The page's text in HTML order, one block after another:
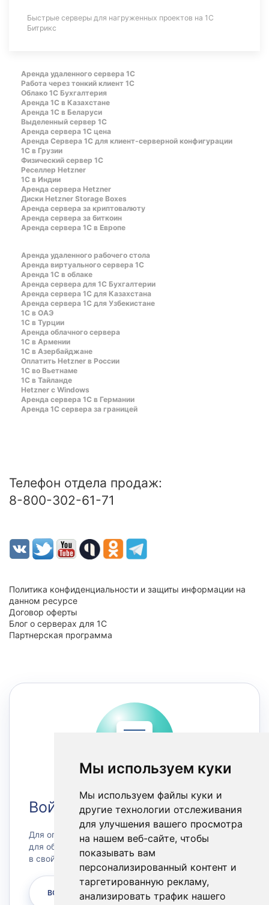
Мы используем куки
Мы используем файлы куки и
другие технологии отслеживания
для улучшения вашего просмотра
на нашем веб-сайте, чтобы
показывать вам
персонализированный контент и
таргетированную рекламу,
анализировать трафик нашего
Быстрые серверы для нагруженных проектов на 1С
Битрикс
Аренда удаленного сервера 1С
Работа через тонкий клиент 1С
Облако 1С Бухгалтерия
Аренда 1С в Казахстане
Аренда 1С в Беларуси
Выделенный сервер 1С
Аренда сервера 1С цена
Aренда Сервера 1С для клиент-серверной конфигурации
1С в Грузии
Физический сервер 1С
Реселлер Hetzner
1С в Индии
Аренда сервера Hetzner
Диски Hetzner Storage Boxes
Аренда сервера за криптовалюту
Аренда сервера за биткоин
Аренда сервера 1С в Европе
Аренда удаленного рабочего стола
Аренда виртуального сервера 1С
Аренда 1С в облаке
Аренда сервера для 1С Бухгалтерии
Аренда сервера 1С для Казахстана
Аренда сервера 1С для Узбекистане
1C в ОАЭ
1C в Турции
Аренда облачного сервера
1С в Армении
1С в Азербайджане
Оплатить Hetzner в России
1С во Вьетнаме
1С в Тайланде
Hetzner c Windows
Аренда сервера 1С в Германии
Аренда 1С сервера за границей
Телефон отдела продаж:
8-800-302-61-71
Политика конфиденциальности и защиты информации на
данном ресурсе
Договор оферты
Блог о серверах для 1С
Партнерская программа
Войти в Личный кабинет
Для оплаты счетов или заказа сервера, а также
для обращения в техническую поддержку зайдите
в свой личный кабинет.
ВОЙТИ